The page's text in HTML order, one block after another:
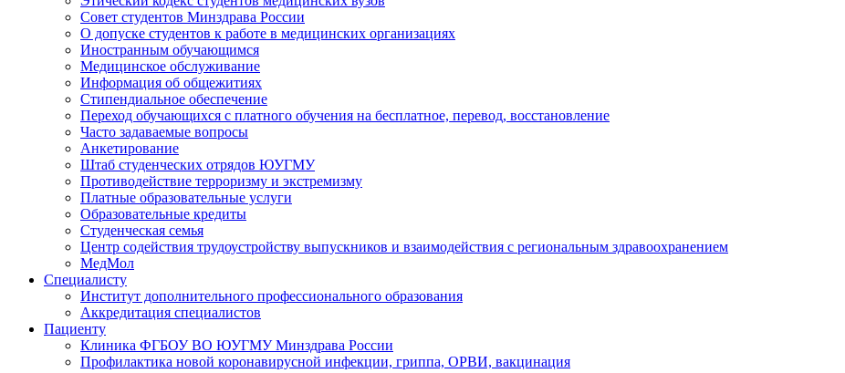
Совет студентов Минздрава России
О допуске студентов к работе в медицинских организациях
Иностранным обучающимся
Медицинское обслуживание
Информация об общежитиях
Стипендиальное обеспечение
Переход обучающихся с платного обучения на бесплатное, перевод, восстановление
Часто задаваемые вопросы
Анкетирование
Штаб студенческих отрядов ЮУГМУ
Противодействие терроризму и экстремизму
Платные образовательные услуги
Образовательные кредиты
Студенческая семья
Центр содействия трудоустройству выпускников и взаимодействия с региональным здравоохранением
МедМол
Специалисту
Институт дополнительного профессионального образования
Аккредитация специалистов
Пациенту
Клиника ФГБОУ ВО ЮУГМУ Минздрава России
Профилактика новой коронавирусной инфекции, гриппа, ОРВИ, вакцинация